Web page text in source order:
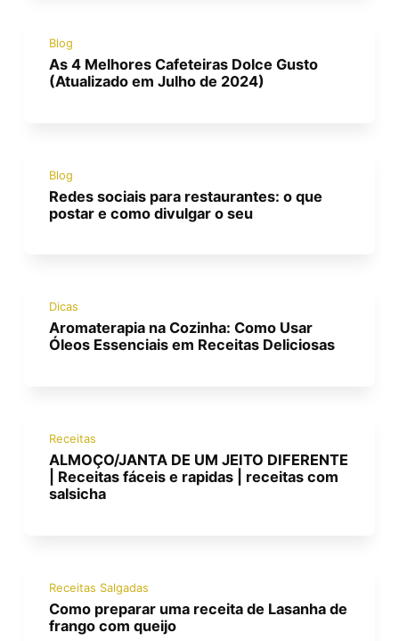
Blog
As 4 Melhores Cafeteiras Dolce Gusto
(Atualizado em Julho de 2024)
Blog
Redes sociais para restaurantes: o que
postar e como divulgar o seu
Dicas
Aromaterapia na Cozinha: Como Usar
Óleos Essenciais em Receitas Deliciosas
Receitas
ALMOÇO/JANTA DE UM JEITO DIFERENTE
| Receitas fáceis e rapidas | receitas com
salsicha
Receitas Salgadas
Como preparar uma receita de Lasanha de
frango com queijo